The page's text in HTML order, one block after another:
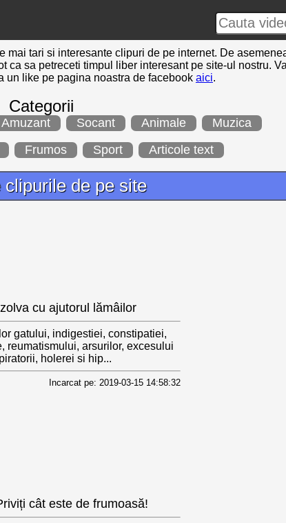
mai tari si interesante clipuri de pe internet. De
ca sa petreceti timpul liber interesant pe site-ul nostru.
un like pe pagina noastra de facebook aici.
Categorii
Amuzant Socant Animale
Muzica
Frumos Sport Articole text
clipurile de pe site
cu ajutorul lămâilor
gatului, indigestiei, constipatiei,
reumatismului, arsurilor, excesului
holerei si hip...
Incarcat pe: 2019-03-15 14:58:32
cât este de frumoasă!